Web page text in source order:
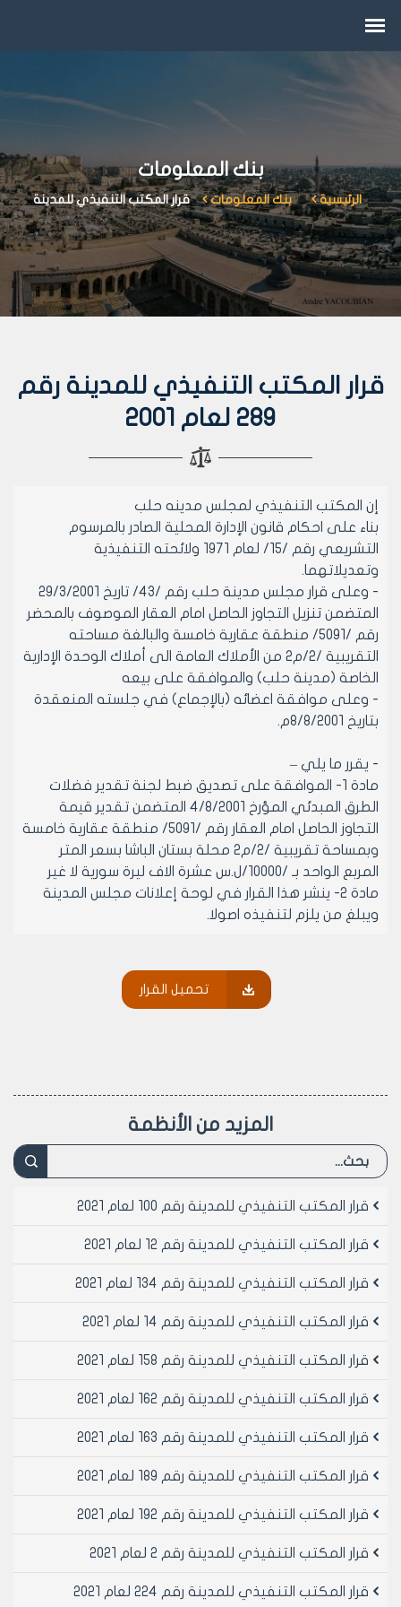
بنك المعلومات
الرئيسية بنك المعلومات قرار المكتب التنفيذي للمدينة
قرار المكتب التنفيذي للمدينة رقم
289 لعام 2001
إن المكتب التنفيذي لمجلس مدينه حلب
بناء على احكام قانون الإدارة المحلية الصادر بالمرسوم
التشريعي رقم /15/ لعام 1971 ولائحته التنفيذية
وتعديلاتهما.
- وعلى قرار مجلس مدينة حلب رقم /43/ تاريخ 29/3/2001
المتضمن تنزيل التجاوز الحاصل امام العقار الموصوف بالمحضر
رقم /5091/ منطقة عقارية خامسة والبالغة مساحته
التقريبية /2/م2 من الأملاك العامة الى أملاك الوحدة الإدارية
الخاصة (مدينة حلب) والموافقة على بيعه
- وعلى موافقة اعضائه (بالإجماع) في جلسته المنعقدة
بتاريخ 8/8/2001م.
- يقرر ما يلي –
مادة 1- الموافقة على تصديق ضبط لجنة تقدير فضلات
الطرق المبدئي المؤرخ 4/8/2001 المتضمن تقدير قيمة
التجاوز الحاصل امام العقار رقم /5091/ منطقة عقارية خامسة
وبمساحة تقريبية /2/م2 محلة بستان الباشا بسعر المتر
المربع الواحد بـ /10000/ل.س عشرة الاف ليرة سورية لا غير
مادة 2- ينشر هذا القرار في لوحة إعلانات مجلس المدينة
ويبلغ من يلزم لتنفيذه اصولا.
رئيس المكتب التنفيذي لمجلس مدينة
حلب
المهندس بسام بيروتي
تحميل القرار
المزيد من الأنظمة
قرار المكتب التنفيذي للمدينة رقم 100 لعام 2021
قرار المكتب التنفيذي للمدينة رقم 12 لعام 2021
قرار المكتب التنفيذي للمدينة رقم 134 لعام 2021
قرار المكتب التنفيذي للمدينة رقم 14 لعام 2021
قرار المكتب التنفيذي للمدينة رقم 158 لعام 2021
قرار المكتب التنفيذي للمدينة رقم 162 لعام 2021
قرار المكتب التنفيذي للمدينة رقم 163 لعام 2021
قرار المكتب التنفيذي للمدينة رقم 189 لعام 2021
قرار المكتب التنفيذي للمدينة رقم 192 لعام 2021
قرار المكتب التنفيذي للمدينة رقم 2 لعام 2021
قرار المكتب التنفيذي للمدينة رقم 224 لعام 2021